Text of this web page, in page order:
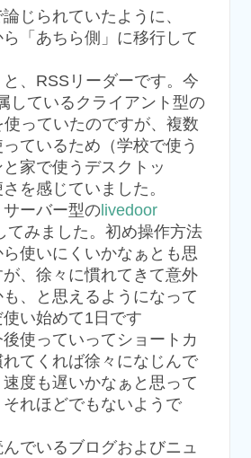
論じられていたように、
ら「あちら側」に移行して
、RSSリーダーです。今
しているクライアント型の
っていたのですが、複数
ているため（学校で使う
家で使うデスクトッ
を感じていました。
ーバー型のlivedoor
てみました。初め操作方法
使いにくいかなぁとも思
、徐々に慣れてきて意外
、と思えるようになって
い始めて1日です
使っていってショートカ
てくれば徐々になじんで
度も遅いかなぁと思って
れほどでもないようで
でいるブログおよびニュ